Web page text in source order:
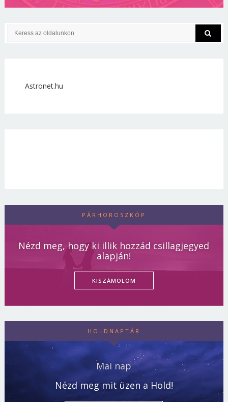
Astronet.hu
PÁRHOROSZKÓP
Nézd meg, hogy ki illik hozzád csillagjegyed
alapján!
KISZÁMOLOM
HOLDNAPTÁR
Mai nap
Nézd meg mit üzen a Hold!